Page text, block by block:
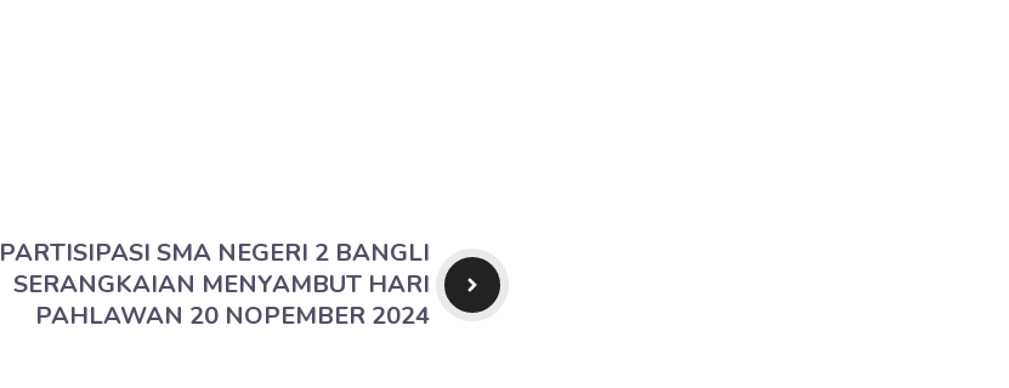
PARTISIPASI SMA NEGERI 2 BANGLI
SERANGKAIAN MENYAMBUT HARI
PAHLAWAN 20 NOPEMBER 2024